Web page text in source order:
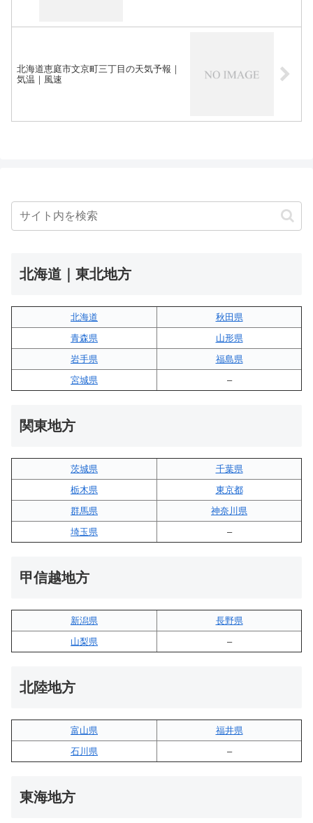
北海道恵庭市文京町三丁目の天気予報｜
気温｜風速
北海道｜東北地方
北海道
秋田県
青森県
山形県
岩手県
福島県
宮城県
–
関東地方
茨城県
千葉県
栃木県
東京都
群馬県
神奈川県
埼玉県
–
甲信越地方
新潟県
長野県
山梨県
–
北陸地方
富山県
福井県
石川県
–
東海地方